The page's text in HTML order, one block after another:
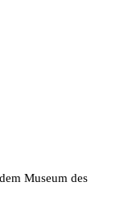
Museum des